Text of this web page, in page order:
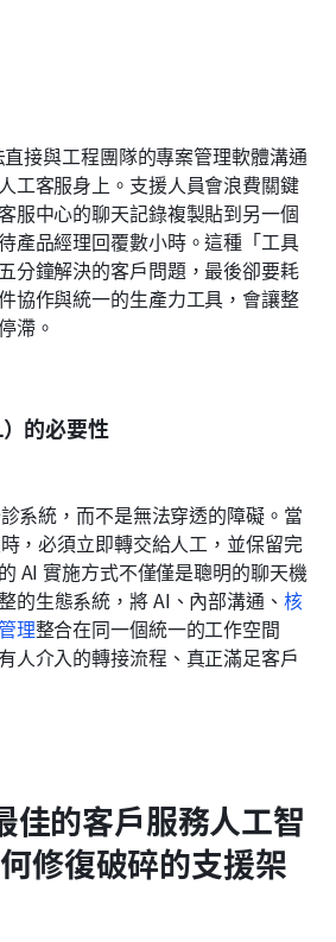
接與工程團隊的專案管理軟體溝通
工客服身上。支援人員會浪費關鍵
服中心的聊天記錄複製貼到另一個
產品經理回覆數小時。這種「工具
分鐘解決的客戶問題，最後卻要耗
協作與統一的生產力工具，會讓整
滯。
的必要性
系統，而不是無法穿透的障礙。當
，必須立即轉交給人工，並保留完
AI 實施方式不僅僅是聰明的聊天機
生態系統，將 AI、內部溝通、 核
理整合在同一個統一的工作空間
人介入的轉接流程、真正滿足客戶
佳的客戶服務人工智
修復破碎的支援架